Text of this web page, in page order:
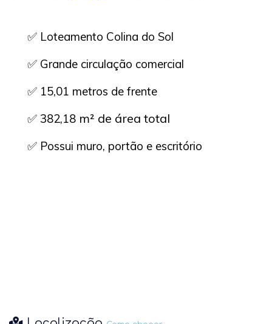
✅ Loteamento Colina do Sol
✅ Grande circulação comercial
✅ 15,01 metros de frente
✅ 382,18 m² de área total
✅ Possui muro, portão e escritório